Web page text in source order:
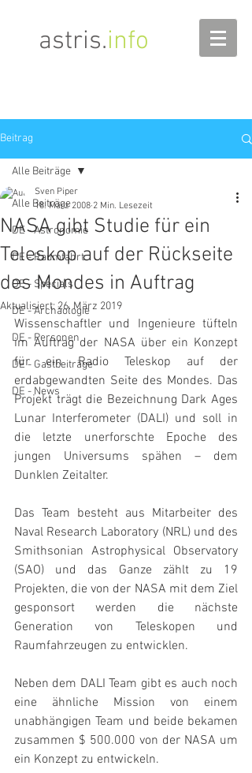
astris.info
Beitrag
Alle Beiträge
DE - Astronomie
DE - Raumfahrt
DE - Specials
DE - Archäologie
DE - Personen
DE - Gastbeiträge
DE - News
Alle Beiträge
NASA gibt Studie für ein
Teleskop auf der Rückseite
des Mondes in Auftrag
Sven Piper
18. März 2008 2 Min. Lesezeit
Aktualisiert:26. März 2019
Wissenschaftler und Ingenieure tüfteln
im Auftrag der NASA über ein Konzept
für ein Radio Teleskop auf der
erdabgewandten Seite des Mondes. Das
Projekt trägt die Bezeichnung Dark Ages
Lunar Interferometer (DALI) und soll in
die letzte unerforschte Epoche des
jungen Universums spähen – dem
Dunklen Zeitalter.
Das Team besteht aus Mitarbeiter des
Naval Research Laboratory (NRL) und des
Smithsonian Astrophysical Observatory
(SAO) und das Ganze zählt zu 19
Projekten, die von der NASA mit dem Ziel
gesponsort werden die nächste
Generation von Teleskopen und
Raumfahrzeugen zu entwicklen.
Neben dem DALI Team gibt es auch noch
eine ähnliche Mission von einem
unabhängigen Team und beide bekamen
zusammen $ 500.000 von der NASA um
ein Konzept zu entwickeln.